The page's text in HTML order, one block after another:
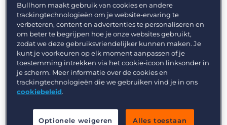
De middag is gevuld met genoeg
netwerkmogelijkheden met collega’s
uit de branche, keynote sessies en je
kunt in contact komen met
verschillende tech-partners op de
Marketplace Square. Bekijk de
agenda en meld je snel
via het inschrijfformulier.
Bullhorn maakt gebruik van cookies en andere
trackingtechnologieën om je website-ervaring te
verbeteren, content en advertenties te personaliseren en
om beter te begrijpen hoe je onze websites gebruikt,
zodat we deze gebruiksvriendelijker kunnen maken. Je
kunt je voorkeuren op elk moment aanpassen of je
toestemming intrekken via het cookie-icoon linksonder in
je scherm. Meer informatie over de cookies en
trackingtechnologieën die we gebruiken vind je in ons
cookiebeleid.
Optionele weigeren Alles toestaan